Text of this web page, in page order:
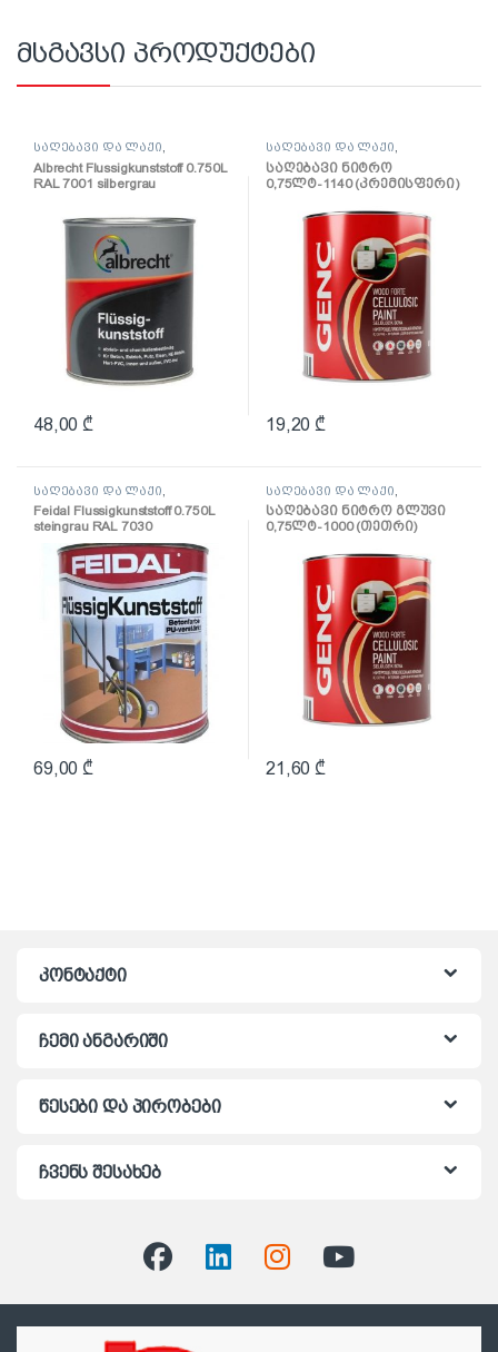
მსგავსი პროდუქტები
საღებავი და ლაქი
Albrecht Flussigkunststoff 0.750L
RAL 7001 silbergrau
ზეთოვანი საღებავი)
48,00 ₾
საღებავი და ლაქი
საღებავი
საღებავი ნიტრო
0,75ლტ-1140 (კრემისფერი)
19,20 ₾
საღებავი და ლაქი
საღებავი
Feidal Flussigkunststoff 0.750L
steingrau RAL 7030
(პოლიურეთანის
ზეთოვანი საღებავი
მოვერცხლისფრო-
ნაცრისფერი)
69,00 ₾
საღებავი და ლაქი
საღებავი
საღებავი ნიტრო გლუვი
0,75ლტ-1000 (თეთრი)
21,60 ₾
კონტაქტი
ჩემი ანგარიში
წესები და პირობები
ჩვენს შესახებ